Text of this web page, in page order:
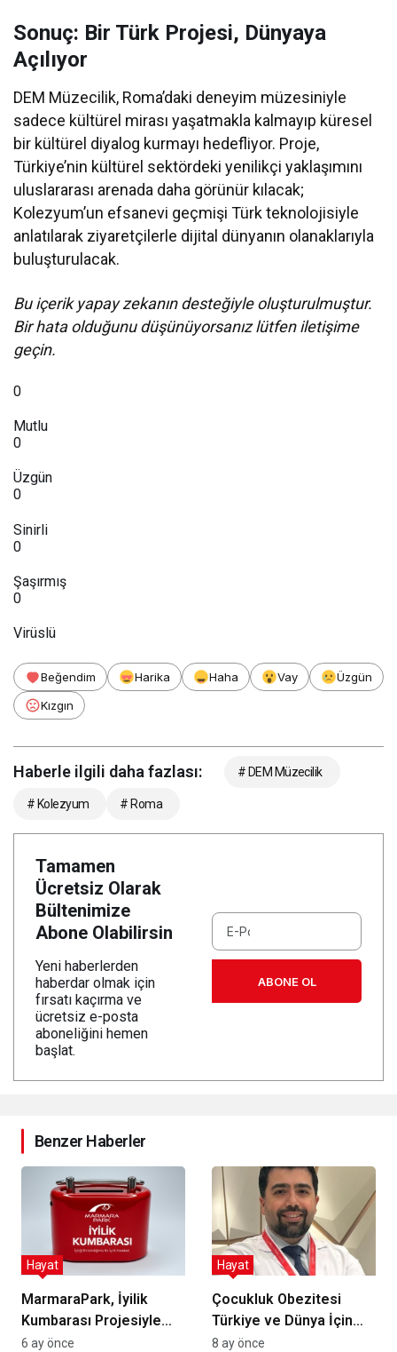
Sonuç: Bir Türk Projesi, Dünyaya
Açılıyor
DEM Müzecilik, Roma’daki deneyim müzesiniyle
sadece kültürel mirası yaşatmakla kalmayıp küresel
bir kültürel diyalog kurmayı hedefliyor. Proje,
Türkiye’nin kültürel sektördeki yenilikçi yaklaşımını
uluslararası arenada daha görünür kılacak;
Kolezyum’un efsanevi geçmişi Türk teknolojisiyle
anlatılarak ziyaretçilerle dijital dünyanın olanaklarıyla
buluşturulacak.
Bu içerik yapay zekanın desteğiyle oluşturulmuştur.
Bir hata olduğunu düşünüyorsanız lütfen iletişime
geçin.
0
Mutlu
0
Üzgün
0
Sinirli
0
Şaşırmış
0
Virüslü
Beğendim Harika Haha Vay
Üzgün
Kızgın
Haberle ilgili daha fazlası: # DEM Müzecilik
# Kolezyum # Roma
Tamamen
Ücretsiz Olarak
Bültenimize
Abone Olabilirsin
Yeni haberlerden
haberdar olmak için
fırsatı kaçırma ve
ücretsiz e-posta
aboneliğini hemen
başlat.
ABONE OL
Benzer Haberler
MarmaraPark, İyilik
Kumbarası Projesiyle
UNICEF Türkiye’yi
Hayat
6 ay önce
Çocukluk Obezitesi
Türkiye ve Dünya İçin
Acil Risk: 2050 İçin Yeni
Hayat
8 ay önce